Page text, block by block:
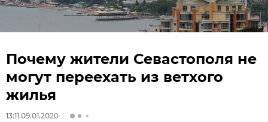
Почему жители Севастополя не
могут переехать из ветхого
жилья
13:11 09.01.2020